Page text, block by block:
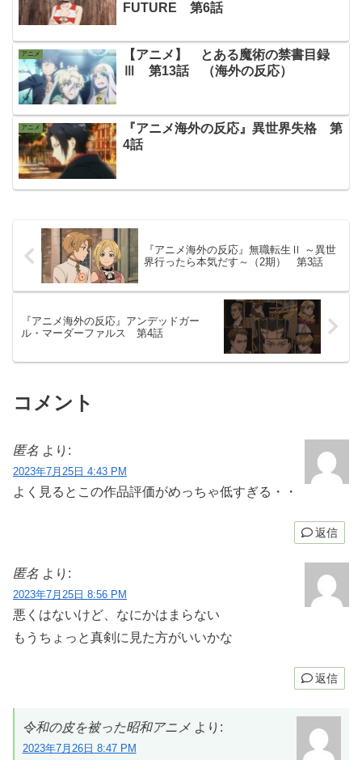
FUTURE 第6話
アニメ
【アニメ】 とある魔術の禁書目録
Ⅲ 第13話 （海外の反応）
アニメ
『アニメ海外の反応』異世界失格 第
4話
『アニメ海外の反応』無職転生Ⅱ ～異世
界行ったら本気だす～（2期） 第3話
『アニメ海外の反応』アンデッドガー
ル・マーダーファルス 第4話
コメント
匿名 より:
2023年7月25日 4:43 PM
よく見るとこの作品評価がめっちゃ低すぎる・・
返信
匿名 より:
2023年7月25日 8:56 PM
悪くはないけど、なにかはまらない
もうちょっと真剣に見た方がいいかな
返信
令和の皮を被った昭和アニメ より:
2023年7月26日 8:47 PM